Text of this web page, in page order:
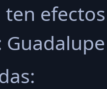
efectos